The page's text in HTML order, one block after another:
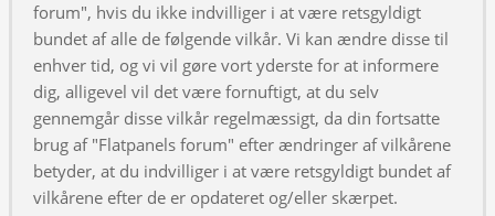
forum", hvis du ikke indvilliger i at være retsgyldigt
bundet af alle de følgende vilkår. Vi kan ændre disse til
enhver tid, og vi vil gøre vort yderste for at informere
dig, alligevel vil det være fornuftigt, at du selv
gennemgår disse vilkår regelmæssigt, da din fortsatte
brug af "Flatpanels forum" efter ændringer af vilkårene
betyder, at du indvilliger i at være retsgyldigt bundet af
vilkårene efter de er opdateret og/eller skærpet.